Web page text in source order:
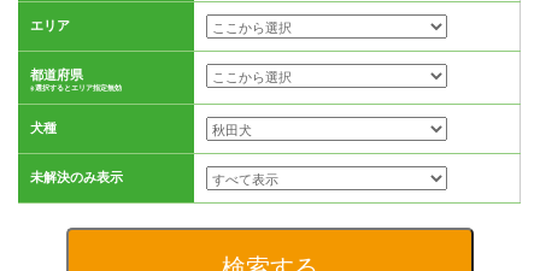
エリア
都道府県
※選択するとエリア指定無効
犬種
未解決のみ表示